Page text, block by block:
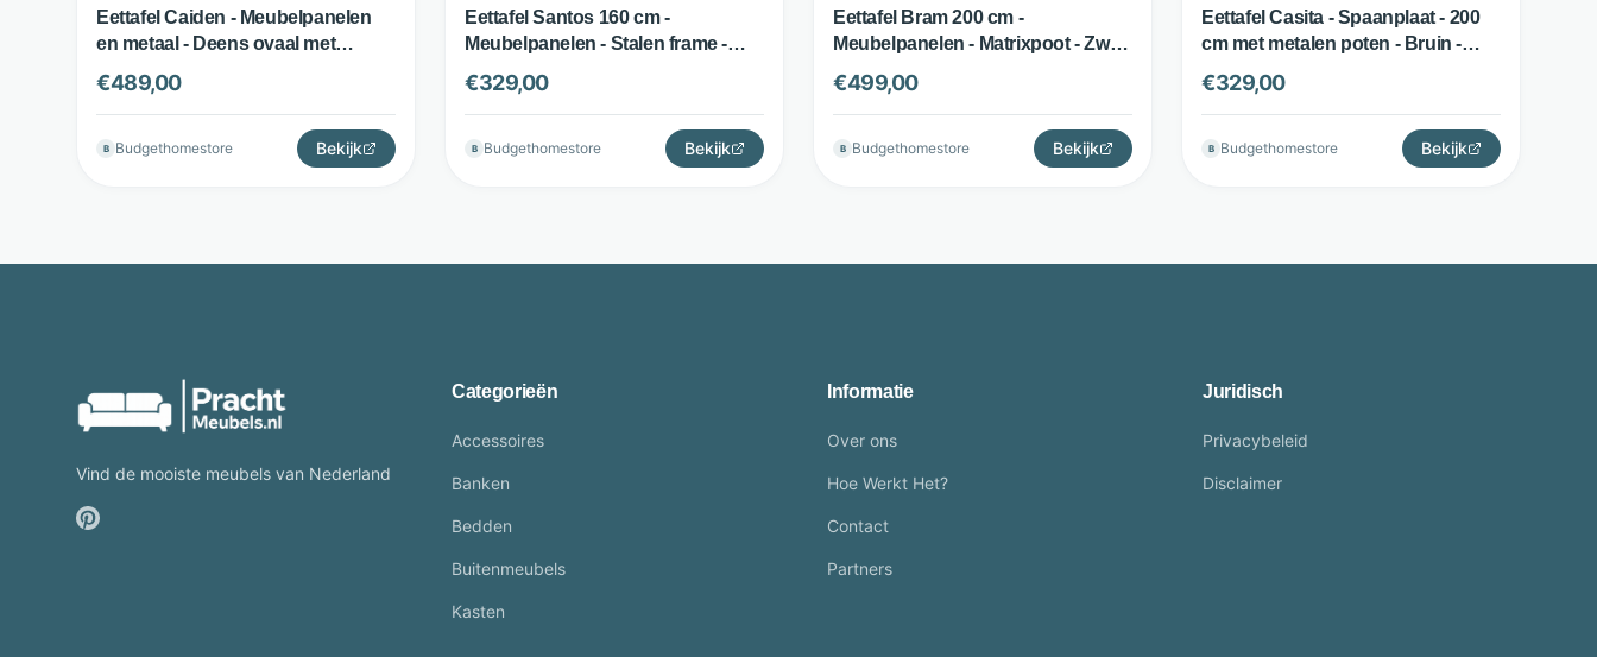
Eettafel Caiden - Meubelpanelen
en metaal - Deens ovaal met
kruispoot - Bruin - Budget Home
Store
€489,00
B Budgethomestore Bekijk
Eettafel Santos 160 cm -
Meubelpanelen - Stalen frame -
Espresso - Budget Home Store
€329,00
B Budgethomestore Bekijk
Eettafel Bram 200 cm -
Meubelpanelen - Matrixpoot - Zwart
- Budget Home Store
€499,00
B Budgethomestore Bekijk
Eettafel Casita - Spaanplaat - 200
cm met metalen poten - Bruin -
Budget Home Store
€329,00
B Budgethomestore Bekijk
Vind de mooiste meubels van Nederland
Categorieën
Accessoires
Banken
Bedden
Buitenmeubels
Kasten
Informatie
Over ons
Hoe Werkt Het?
Contact
Partners
Juridisch
Privacybeleid
Disclaimer